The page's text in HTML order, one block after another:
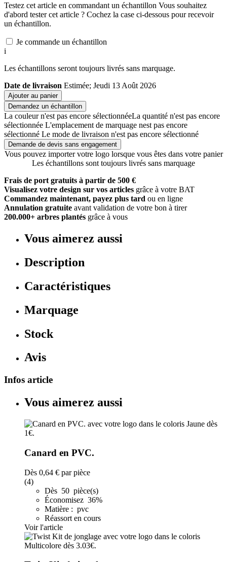
Testez cet article en commandant un échantillon Vous souhaitez
d'abord tester cet article ? Cochez la case ci-dessous pour recevoir
un échantillon.
Je commande un échantillon
i
Les échantillons seront toujours livrés sans marquage.
Date de livraison Estimée; Jeudi 13 Août 2026
Ajouter au panier
Demandez un échantillon
La couleur n'est pas encore sélectionnéeLa quantité n'est pas encore
sélectionnée L'emplacement de marquage nest pas encore
sélectionné Le mode de livraison n'est pas encore sélectionné
Demande de devis sans engagement
Vous pouvez importer votre logo lorsque vous êtes dans votre panier
Les échantillons sont toujours livrés sans marquage
Frais de port gratuits à partir de 500 €
Visualisez votre design sur vos articles grâce à votre BAT
Commandez maintenant, payez plus tard ou en ligne
Annulation gratuite avant validation de votre bon à tirer
200.000+ arbres plantés grâce à vous
Vous aimerez aussi
Description
Caractéristiques
Marquage
Stock
Avis
Infos article
Vous aimerez aussi
Canard en PVC.
Dès 0,64 € par pièce
(4)
Dès 50 pièce(s)
Économisez 36%
Matière : pvc
Réassort en cours
Voir l'article